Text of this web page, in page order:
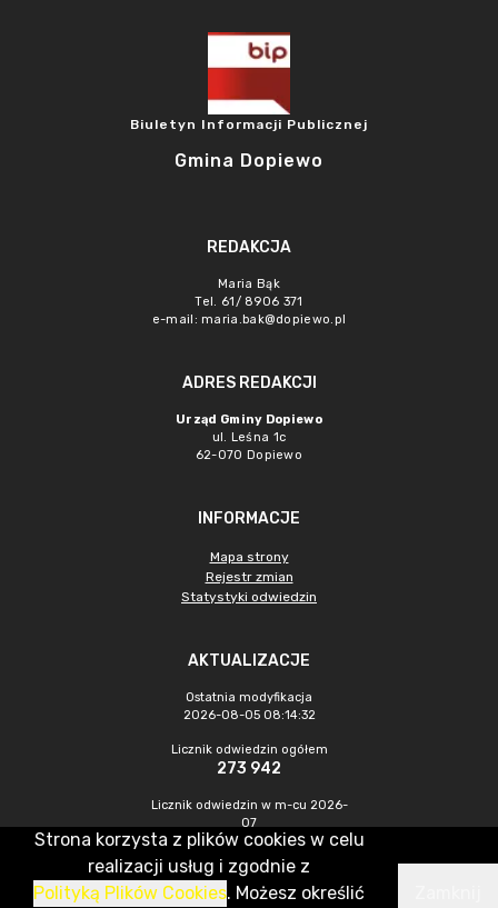
Biuletyn Informacji Publicznej
Gmina Dopiewo
REDAKCJA
Maria Bąk
Tel. 61/ 8906 371
e-mail: maria.bak@dopiewo.pl
ADRES REDAKCJI
Urząd Gminy Dopiewo
ul. Leśna 1c
62-070 Dopiewo
INFORMACJE
Mapa strony
Rejestr zmian
Statystyki odwiedzin
AKTUALIZACJE
Ostatnia modyfikacja
2026-08-05 08:14:32
Licznik odwiedzin ogółem
273 942
Licznik odwiedzin w m-cu 2026-
07
731
CMS & Hosting: Nefeni Sp. z o.o.
Strona korzysta z plików cookies w celu
realizacji usług i zgodnie z
Polityką Plików Cookies. Możesz określić